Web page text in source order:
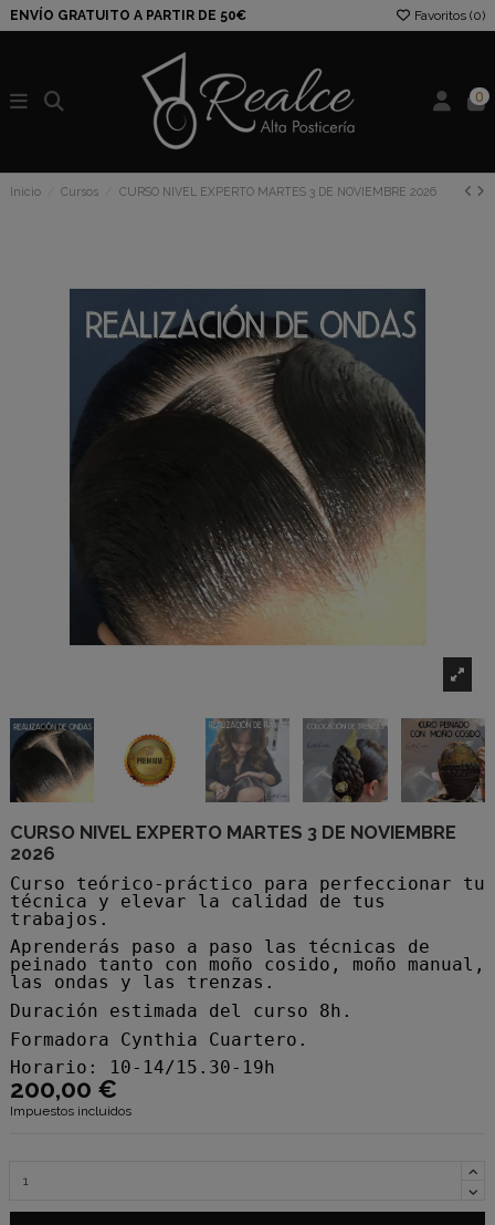
ENVÍO GRATUITO A PARTIR DE 50€ Favoritos (0)
0
Inicio Cursos CURSO NIVEL EXPERTO MARTES 3 DE NOVIEMBRE 2026
CURSO NIVEL EXPERTO MARTES 3 DE NOVIEMBRE
2026
Curso teórico-práctico para perfeccionar tu
técnica y elevar la calidad de tus
trabajos.
Aprenderás paso a paso las técnicas de
peinado tanto con moño cosido, moño manual,
las ondas y las trenzas.
Duración estimada del curso 8h.
Formadora Cynthia Cuartero.
Horario: 10-14/15.30-19h
200,00 €
Impuestos incluidos